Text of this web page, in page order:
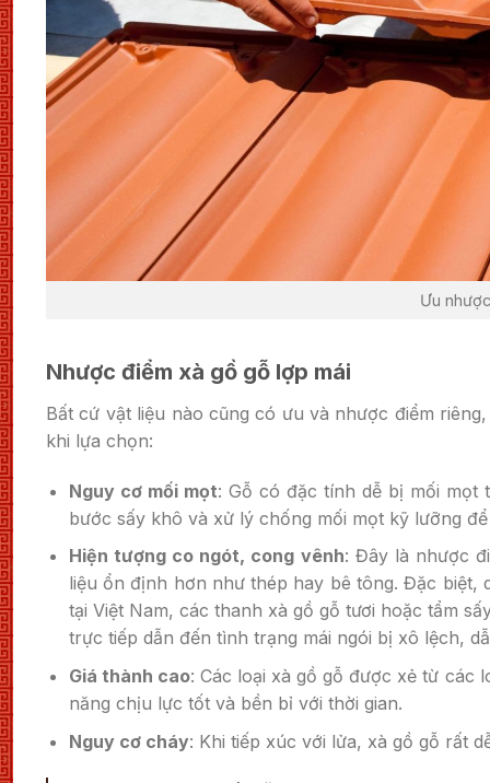
Ưu
Nhược điểm xà gồ gỗ lợp mái
Bất cứ vật liệu nào cũng có ưu và nhược điểm
khi lựa chọn:
Nguy cơ mối mọt: Gỗ có đặc tính dễ bị mối mọt
bước sấy khô và xử lý chống mối mọt kỹ lưỡng
Hiện tượng co ngót, cong vênh: Đây là nhược
liệu ổn định hơn như thép hay bê tông. Đặc biệt,
tại Việt Nam, các thanh xà gồ gỗ tươi hoặc tẩm
trực tiếp dẫn đến tình trạng mái ngói bị xô lệch,
Giá thành cao: Các loại xà gồ gỗ được xẻ từ các
năng chịu lực tốt và bền bỉ với thời gian.
Nguy cơ cháy: Khi tiếp xúc với lửa, xà gồ gỗ rất